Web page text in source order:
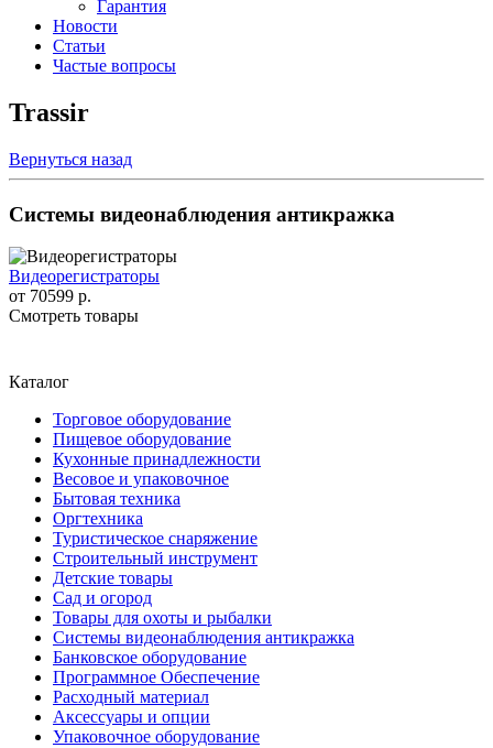
Гарантия
Новости
Статьи
Частые вопросы
Trassir
Вернуться назад
Системы видеонаблюдения антикражка
Видеорегистраторы
от 70599 р.
Смотреть товары
Каталог
Торговое оборудование
Пищевое оборудование
Кухонные принадлежности
Весовое и упаковочное
Бытовая техника
Оргтехника
Туристическое снаряжение
Строительный инструмент
Детские товары
Сад и огород
Товары для охоты и рыбалки
Системы видеонаблюдения антикражка
Банковское оборудование
Программное Обеспечение
Расходный материал
Аксессуары и опции
Упаковочное оборудование